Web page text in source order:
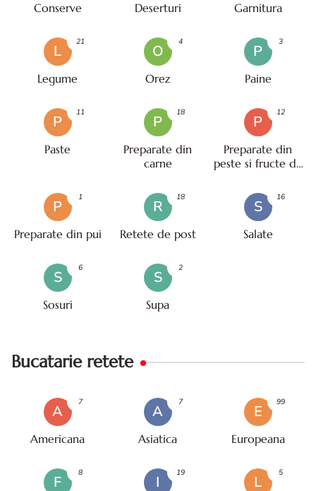
Conserve Deserturi Garnitura
L
Legume
21
O
Orez
4
P
Paine
3
P
Paste
11
P
Preparate din
carne
18
P
Preparate din
peste si fructe de
12
P
Preparate din pui
1
R
Retete de post
18
S
Salate
16
S
Sosuri
6
S
Supa
2
Bucatarie retete
A
Americana
7
A
Asiatica
7
E
Europeana
99
F
8
I
19
L
5